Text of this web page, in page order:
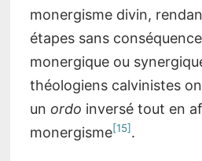
monergisme divin,
étapes sans
monergique ou
théologiens calvinistes
un ordo inversé tout en
monergisme[15].